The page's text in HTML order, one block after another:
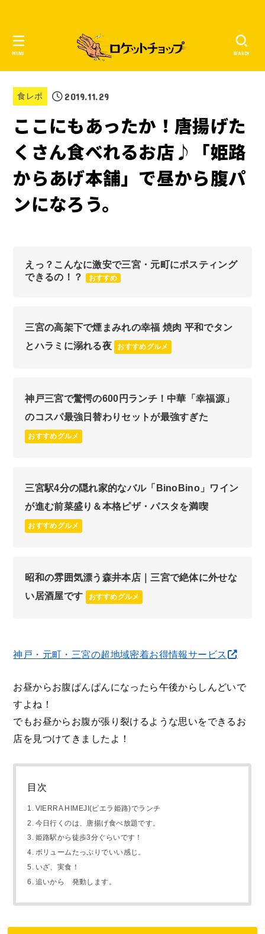
SEARCH
MENU
食レポ 2019.11.29
ここにもあったか！唐揚げた
くさん食べれるお店♪「姫路
からあげ本舗」で昼から腹パ
ンになろう。
えっ？こんなに激安で三宮・元町にポスティング
できるの！？
おすすめ
三宮の高架下で煙まみれの幸福 焼肉 平和でタン
とハラミに溺れる夜
おすすめグルメ
神戸三宮で驚愕の600円ランチ！中華「幸福源」
のコスパ最強日替わりセットが最強すぎた
おすすめグルメ
三宮駅4分の隠れ家的なバル「BinoBino」ワイン
が進む前菜盛り＆本格ピザ・パスタを満喫
おすすめグルメ
昭和の雰囲気漂う森井本店｜三宮で絶体に外せな
い居酒屋です
おすすめグルメ
神戸・元町・三宮の超地域密着お得情報サービス
お昼からお腹ぱんぱんになったら午後からしんどいで
すよね！
でもお昼からお腹が張り裂けるような思いをできるお
店を見つけてきましたよ！
目次
VIERRA HIMEJI(ビエラ姫路)でランチ
今日行くのは、唐揚げ食べ放題です。
姫路駅から徒歩3分ぐらいです！
ボリュームたっぷりでいい感じ。
いざ、実食！
追いから 発動します。